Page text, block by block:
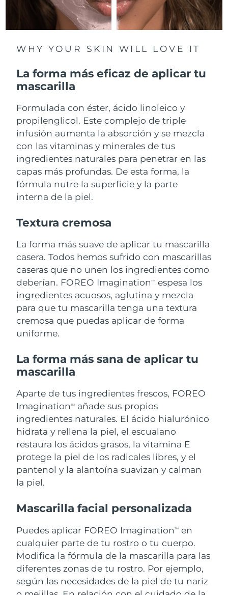
WHY YOUR SKIN WILL LOVE IT
La forma más eficaz de aplicar tu
mascarilla
Formulada con éster, ácido linoleico y
propilenglicol. Este complejo de triple
infusión aumenta la absorción y se mezcla
con las vitaminas y minerales de tus
ingredientes naturales para penetrar en las
capas más profundas. De esta forma, la
fórmula nutre la superficie y la parte
interna de la piel.
Textura cremosa
La forma más suave de aplicar tu mascarilla
casera. Todos hemos sufrido con mascarillas
caseras que no unen los ingredientes como
deberían. FOREO ImaginationTM
espesa los
ingredientes acuosos, aglutina y mezcla
para que tu mascarilla tenga una textura
cremosa que puedas aplicar de forma
uniforme.
La forma más sana de aplicar tu
mascarilla
Aparte de tus ingredientes frescos, FOREO
ImaginationTM
añade sus propios
ingredientes naturales. El ácido hialurónico
hidrata y rellena la piel, el escualano
restaura los ácidos grasos, la vitamina E
protege la piel de los radicales libres, y el
pantenol y la alantoína suavizan y calman
la piel.
Mascarilla facial personalizada
Puedes aplicar FOREO ImaginationTM
en
cualquier parte de tu rostro o tu cuerpo.
Modifica la fórmula de la mascarilla para las
diferentes zonas de tu rostro. Por ejemplo,
según las necesidades de la piel de tu nariz
Entrega prevista8/11/26
Polonia Entrega prevista 8/9/26
Portugal Entrega prevista 8/8/26
Puerto Rico
Catar Entrega prevista
Reunión Entrega prevista
Rumanía Entrega prevista 8/8/26
Rusia Entrega prevista
Eslovaquia Entrega prevista8/8/26
Eslovenia Entrega prevista 8/8/26
Sudáfrica Entrega prevista8/16/26
Corea del Sur
España Entrega prevista8/8/26
Suecia
Suiza Entrega prevista
Taiwán Entrega prevista
Turquía Entrega prevista8/9/26
Unidos
Entrega prevista8/9/26
Reino Unido Entrega prevista 8/8/26
Estados Unidos Entrega prevista8/9/26
Uzbekistán Entrega prevista8/13/26